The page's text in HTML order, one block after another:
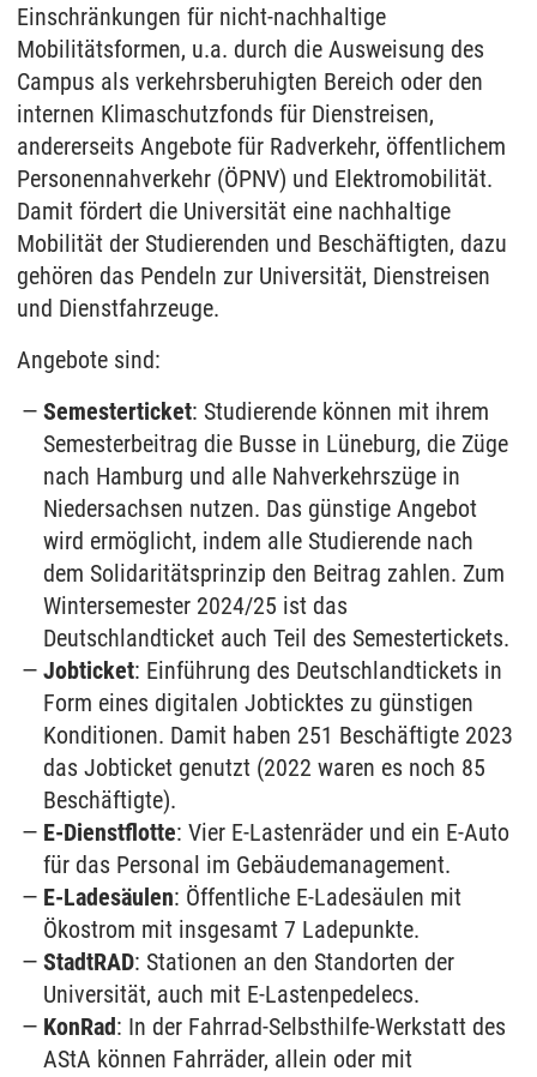
Einschränkungen für nicht-nachhaltige
Mobilitätsformen, u.a. durch die Ausweisung des
Campus als verkehrsberuhigten Bereich oder den
internen Klimaschutzfonds für Dienstreisen,
andererseits Angebote für Radverkehr, öffentlichem
Personennahverkehr (ÖPNV) und Elektromobilität.
Damit fördert die Universität eine nachhaltige
Mobilität der Studierenden und Beschäftigten, dazu
gehören das Pendeln zur Universität, Dienstreisen
und Dienstfahrzeuge.
Angebote sind:
Semesterticket: Studierende können mit ihrem
Semesterbeitrag die Busse in Lüneburg, die Züge
nach Hamburg und alle Nahverkehrszüge in
Niedersachsen nutzen. Das günstige Angebot
wird ermöglicht, indem alle Studierende nach
dem Solidaritätsprinzip den Beitrag zahlen. Zum
Wintersemester 2024/25 ist das
Deutschlandticket auch Teil des Semestertickets.
Jobticket: Einführung des Deutschlandtickets in
Form eines digitalen Jobticktes zu günstigen
Konditionen. Damit haben 251 Beschäftigte 2023
das Jobticket genutzt (2022 waren es noch 85
Beschäftigte).
E-Dienstflotte: Vier E-Lastenräder und ein E-Auto
für das Personal im Gebäudemanagement.
E-Ladesäulen: Öffentliche E-Ladesäulen mit
Ökostrom mit insgesamt 7 Ladepunkte.
StadtRAD: Stationen an den Standorten der
Universität, auch mit E-Lastenpedelecs.
KonRad: In der Fahrrad-Selbsthilfe-Werkstatt des
AStA können Fahrräder, allein oder mit